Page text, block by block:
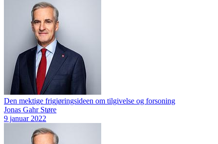
Den mektige frigjøringsideen om tilgivelse og forsoning
Jonas Gahr Støre
9 januar 2022